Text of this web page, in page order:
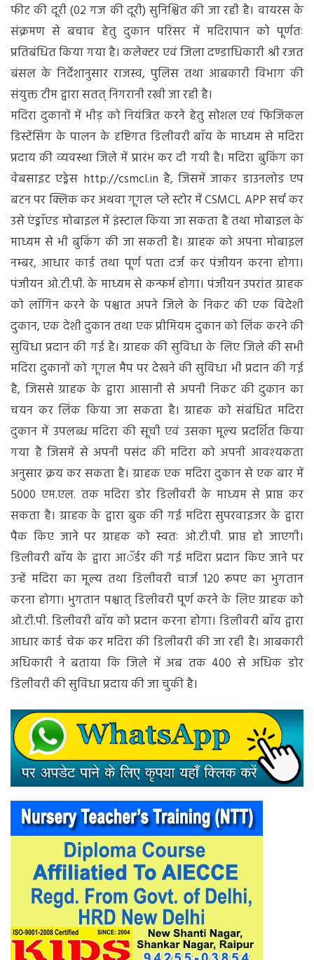
फीट की दूरी (02 गज की दूरी) सुनिश्चित की जा रही है। वायरस के
संक्रमण से बचाव हेतु दुकान परिसर में मदिरापान को पूर्णतः
प्रतिबंधित किया गया है। कलेक्टर एवं जिला दण्डाधिकारी श्री रजत
बंसल के निर्देशानुसार राजस्व, पुलिस तथा आबकारी विभाग की
संयुक्त टीम द्वारा सतत् निगरानी रखी जा रही है।
मदिरा दुकानों में भीड़ को नियंत्रित करने हेतु सोशल एवं फिजिकल
डिस्टेंसिंग के पालन के दृष्टिगत डिलीवरी बाॅय के माध्यम से मदिरा
प्रदाय की व्यवस्था जिले में प्रारंभ कर दी गयी है। मदिरा बुकिंग का
वेबसाइट एड्रेस http://csmcl.in है, जिसमें जाकर डाउनलोड एप
बटन पर क्लिक कर अथवा गूगल प्ले स्टोर में CSMCL APP सर्च कर
उसे एंड्राॅएड मोबाइल में इंस्टाल किया जा सकता है तथा मोबाइल के
माध्यम से भी बुकिंग की जा सकती है। ग्राहक को अपना मोबाइल
नम्बर, आधार कार्ड तथा पूर्ण पता दर्ज कर पंजीयन करना होगा।
पंजीयन ओ.टी.पी. के माध्यम से कन्फर्म होगा। पंजीयन उपरांत ग्राहक
को लाॅगिन करने के पश्चात अपने जिले के निकट की एक विदेशी
दुकान, एक देशी दुकान तथा एक प्रीमियम दुकान को लिंक करने की
सुविधा प्रदान की गई है। ग्राहक की सुविधा के लिए जिले की सभी
मदिरा दुकानों को गूगल मैप पर देखने की सुविधा भी प्रदान की गई
है, जिससे ग्राहक के द्वारा आसानी से अपनी निकट की दुकान का
चयन कर लिंक किया जा सकता है। ग्राहक को संबंधित मदिरा
दुकान में उपलब्ध मदिरा की सूची एवं उसका मूल्य प्रदर्शित किया
गया है जिसमें से अपनी पसंद की मदिरा को अपनी आवश्यकता
अनुसार क्रय कर सकता है। ग्राहक एक मदिरा दुकान से एक बार में
5000 एम.एल. तक मदिरा डोर डिलीवरी के माध्यम से प्राप्त कर
सकता है। ग्राहक के द्वारा बुक की गई मदिरा सुपरवाइजर के द्वारा
पैक किए जाने पर ग्राहक को स्वतः ओ.टी.पी. प्राप्त हो जाएगी।
डिलीवरी बाॅय के द्वारा आॅर्डर की गई मदिरा प्रदान किए जाने पर
उन्हें मदिरा का मूल्य तथा डिलीवरी चार्ज 120 रूपए का भुगतान
करना होगा। भुगतान पश्चात् डिलीवरी पूर्ण करने के लिए ग्राहक को
ओ.टी.पी. डिलीवरी बाॅय को प्रदान करना होगा। डिलीवरी बाॅय द्वारा
आधार कार्ड चेक कर मदिरा की डिलीवरी की जा रही है। आबकारी
अधिकारी ने बताया कि जिले में अब तक 400 से अधिक डोर
डिलीवरी की सुविधा प्रदाय की जा चुकी है।